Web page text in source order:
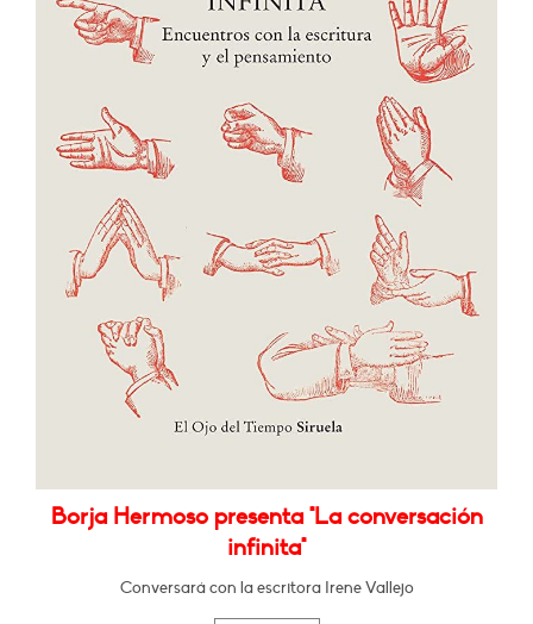
Borja Hermoso presenta "La conversación
infinita"
Conversará con la escritora Irene Vallejo